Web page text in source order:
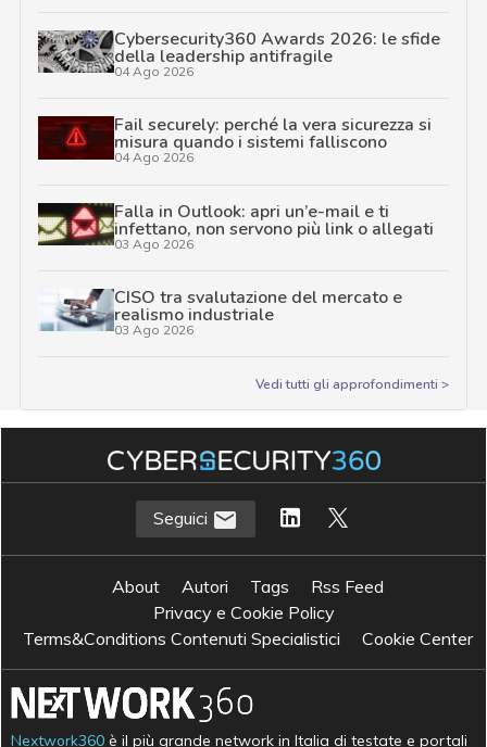
Cybersecurity360 Awards 2026: le sfide
della leadership antifragile
04 Ago 2026
Fail securely: perché la vera sicurezza si
misura quando i sistemi falliscono
04 Ago 2026
Falla in Outlook: apri un’e-mail e ti
infettano, non servono più link o allegati
03 Ago 2026
CISO tra svalutazione del mercato e
realismo industriale
03 Ago 2026
Vedi tutti gli approfondimenti >
Seguici
About Autori Tags
Rss Feed
Privacy e Cookie Policy
Terms&Conditions Contenuti Specialistici
Cookie Center
Nextwork360 è il più grande network in Italia di testate e portali